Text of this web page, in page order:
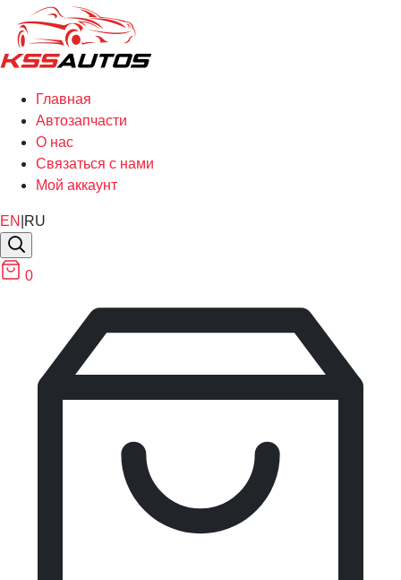
Главная
Автозапчасти
О нас
Связаться с нами
Мой аккаунт
EN RU
0